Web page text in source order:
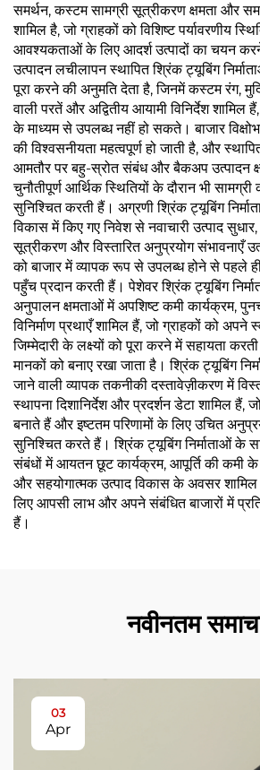
समर्थन, कस्टम सामग्री सूत्रीकरण क्षमता और
शामिल है, जो ग्राहकों को विशिष्ट पर्यावरणीय
आवश्यकताओं के लिए आदर्श उत्पादों का चयन
उत्पादन लचीलापन स्थापित श्रिंक ट्यूबिंग
पूरा करने की अनुमति देता है, जिनमें कस्टम रंग,
वाली परतें और अद्वितीय आयामी विनिर्देश शामिल
के माध्यम से उपलब्ध नहीं हो सकते। बाजार
की विश्वसनीयता महत्वपूर्ण हो जाती है, और
आमतौर पर बहु-स्रोत संबंध और बैकअप उत्पादन
चुनौतीपूर्ण आर्थिक स्थितियों के दौरान भी सामग्री
सुनिश्चित करती हैं। अग्रणी श्रिंक ट्यूबिंग
विकास में किए गए निवेश से नवाचारी उत्पाद
सूत्रीकरण और विस्तारित अनुप्रयोग संभावनाएँ
को बाजार में व्यापक रूप से उपलब्ध होने से पहले
पहुँच प्रदान करती हैं। पेशेवर श्रिंक ट्यूबिंग
अनुपालन क्षमताओं में अपशिष्ट कमी कार्यक्रम,
विनिर्माण प्रथाएँ शामिल हैं, जो ग्राहकों को अपने
जिम्मेदारी के लक्ष्यों को पूरा करने में सहायता
मानकों को बनाए रखा जाता है। श्रिंक ट्यूबिंग
जाने वाली व्यापक तकनीकी दस्तावेज़ीकरण में
स्थापना दिशानिर्देश और प्रदर्शन डेटा शामिल हैं,
बनाते हैं और इष्टतम परिणामों के लिए उचित
सुनिश्चित करते हैं। श्रिंक ट्यूबिंग निर्माताओं के
संबंधों में आयतन छूट कार्यक्रम, आपूर्ति की कमी
और सहयोगात्मक उत्पाद विकास के अवसर शामिल
लिए आपसी लाभ और अपने संबंधित बाजारों में
हैं।
नवीनतम
03
Apr